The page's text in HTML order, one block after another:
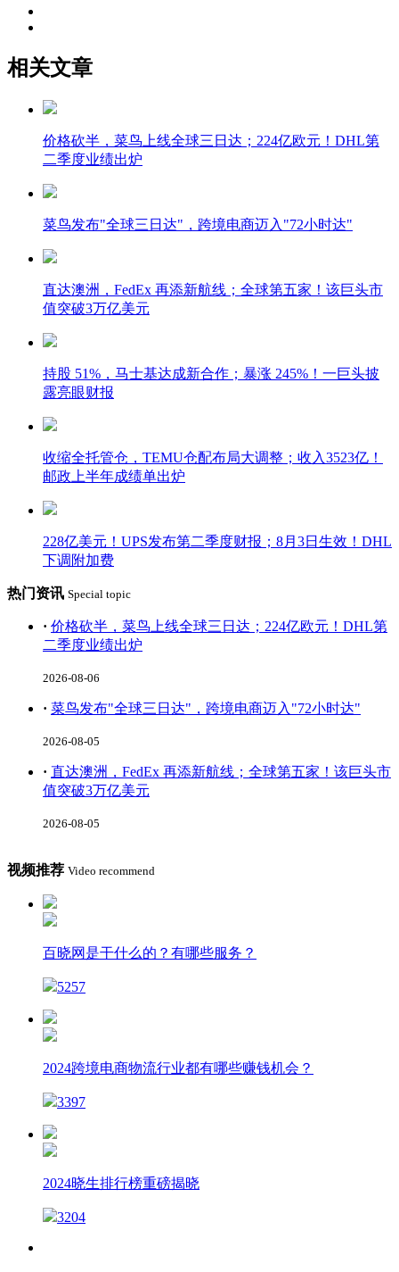
相关文章
价格砍半，菜鸟上线全球三日达；224亿欧元！DHL第
二季度业绩出炉
菜鸟发布"全球三日达"，跨境电商迈入"72小时达"
直达澳洲，FedEx 再添新航线；全球第五家！该巨头市
值突破3万亿美元
持股 51%，马士基达成新合作；暴涨 245%！一巨头披
露亮眼财报
收缩全托管仓，TEMU仓配布局大调整；收入3523亿！
邮政上半年成绩单出炉
228亿美元！UPS发布第二季度财报；8月3日生效！DHL
下调附加费
热门资讯 Special topic
· 价格砍半，菜鸟上线全球三日达；224亿欧元！DHL第
二季度业绩出炉
2026-08-06
· 菜鸟发布"全球三日达"，跨境电商迈入"72小时达"
2026-08-05
· 直达澳洲，FedEx 再添新航线；全球第五家！该巨头市
值突破3万亿美元
2026-08-05
视频推荐 Video recommend
百晓网是干什么的？有哪些服务？
5257
2024跨境电商物流行业都有哪些赚钱机会？
3397
2024晓生排行榜重磅揭晓
3204